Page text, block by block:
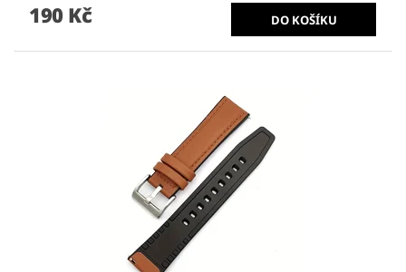
190 Kč